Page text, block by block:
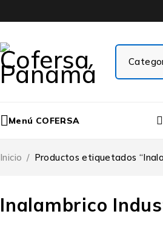
Menú COFERSA
Inalambrico
Inicio / Productos etiquetados